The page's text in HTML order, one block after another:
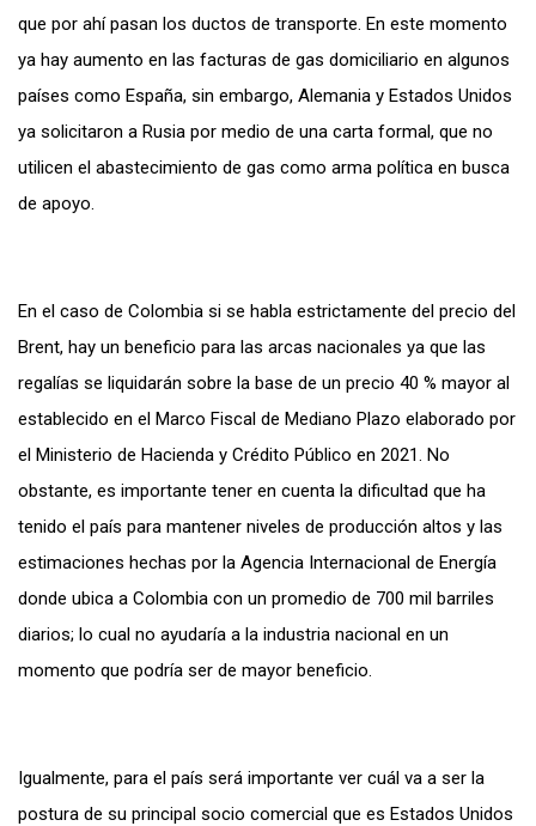
que por ahí pasan los ductos de transporte. En este momento
ya hay aumento en las facturas de gas domiciliario en algunos
países como España, sin embargo, Alemania y Estados Unidos
ya solicitaron a Rusia por medio de una carta formal, que no
utilicen el abastecimiento de gas como arma política en busca
de apoyo.
En el caso de Colombia si se habla estrictamente del precio del
Brent, hay un beneficio para las arcas nacionales ya que las
regalías se liquidarán sobre la base de un precio 40 % mayor al
establecido en el Marco Fiscal de Mediano Plazo elaborado por
el Ministerio de Hacienda y Crédito Público en 2021. No
obstante, es importante tener en cuenta la dificultad que ha
tenido el país para mantener niveles de producción altos y las
estimaciones hechas por la Agencia Internacional de Energía
donde ubica a Colombia con un promedio de 700 mil barriles
diarios; lo cual no ayudaría a la industria nacional en un
momento que podría ser de mayor beneficio.
Igualmente, para el país será importante ver cuál va a ser la
postura de su principal socio comercial que es Estados Unidos